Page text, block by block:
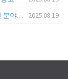
연세대학교 첨단융합공학부 "모빌리티 시스템 전 분야" 전임교원 특별채용 (2026년 9월 1일자 임용 예정)
2025.08.19